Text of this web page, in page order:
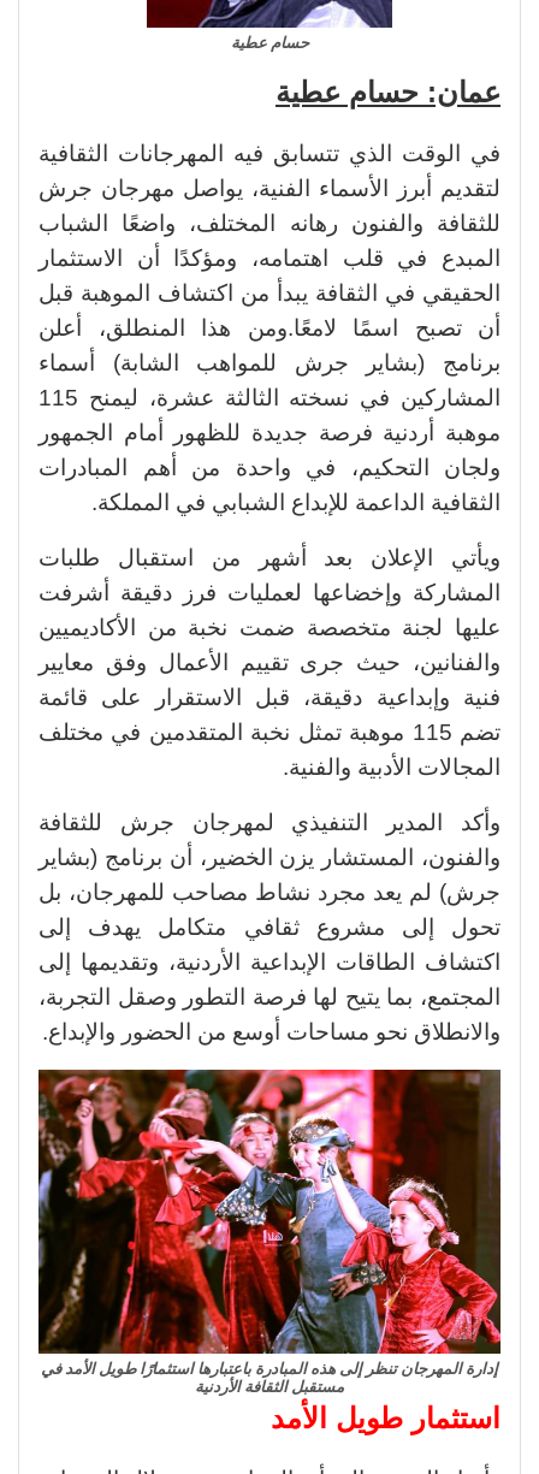
حسام عطية
عمان: حسام عطية
في الوقت الذي تتسابق فيه المهرجانات الثقافية
لتقديم أبرز الأسماء الفنية، يواصل مهرجان جرش
للثقافة والفنون رهانه المختلف، واضعًا الشباب
المبدع في قلب اهتمامه، ومؤكدًا أن الاستثمار
الحقيقي في الثقافة يبدأ من اكتشاف الموهبة قبل
أن تصبح اسمًا لامعًا.ومن هذا المنطلق، أعلن
برنامج (بشاير جرش للمواهب الشابة) أسماء
المشاركين في نسخته الثالثة عشرة، ليمنح 115
موهبة أردنية فرصة جديدة للظهور أمام الجمهور
ولجان التحكيم، في واحدة من أهم المبادرات
الثقافية الداعمة للإبداع الشبابي في المملكة.
ويأتي الإعلان بعد أشهر من استقبال طلبات
المشاركة وإخضاعها لعمليات فرز دقيقة أشرفت
عليها لجنة متخصصة ضمت نخبة من الأكاديميين
والفنانين، حيث جرى تقييم الأعمال وفق معايير
فنية وإبداعية دقيقة، قبل الاستقرار على قائمة
تضم 115 موهبة تمثل نخبة المتقدمين في مختلف
المجالات الأدبية والفنية.
وأكد المدير التنفيذي لمهرجان جرش للثقافة
والفنون، المستشار يزن الخضير، أن برنامج (بشاير
جرش) لم يعد مجرد نشاط مصاحب للمهرجان، بل
تحول إلى مشروع ثقافي متكامل يهدف إلى
اكتشاف الطاقات الإبداعية الأردنية، وتقديمها إلى
المجتمع، بما يتيح لها فرصة التطور وصقل التجربة،
والانطلاق نحو مساحات أوسع من الحضور والإبداع.
إدارة المهرجان تنظر إلى هذه المبادرة باعتبارها استثمارًا طويل الأمد في
مستقبل الثقافة الأردنية
استثمار طويل الأمد